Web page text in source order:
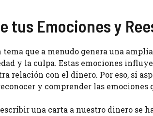
tus Emociones y
tema que a menudo genera una
y la culpa. Estas emociones
relación con el dinero. Por eso, si
y comprender las emociones
una carta a nuestro dinero se